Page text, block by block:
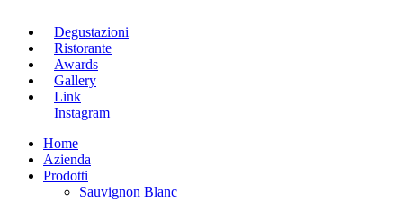
Degustazioni
Ristorante
Awards
Gallery
Link
Instagram
Home
Azienda
Prodotti
Sauvignon Blanc